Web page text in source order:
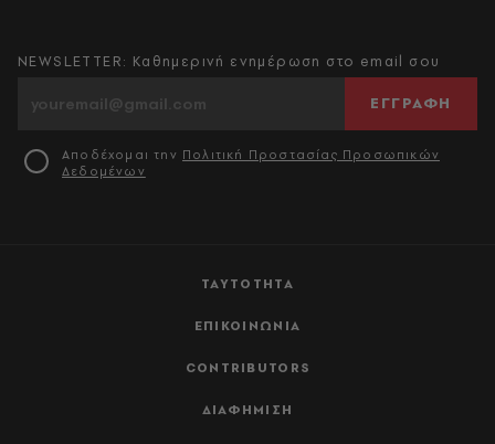
ΤΑΥΤΟΤΗΤΑ
ΕΠΙΚΟΙΝΩΝΙΑ
CONTRIBUTORS
ΔΙΑΦΗΜΙΣΗ
NEWSLETTER: Καθημερινή ενημέρωση στο email σου
ΕΓΓΡΑΦΗ
Αποδέχομαι την Πολιτική Προστασίας Προσωπικών
Δεδομένων